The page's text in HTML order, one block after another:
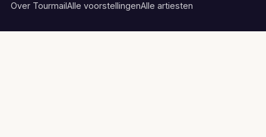
Over TourmailAlle voorstellingenAlle artiesten